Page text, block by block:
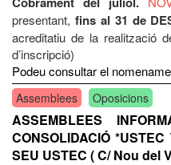
presentant, fins al 31 de
acreditatiu de la realització
d’inscripció)
Podeu consultar el
Assemblees Oposicions
ASSEMBLEES
CONSOLIDACIÓ
SEU USTEC ( C/ Nou del